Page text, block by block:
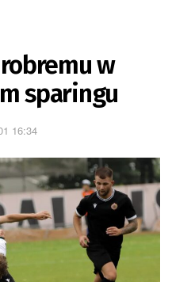
w
sparingu
16:34